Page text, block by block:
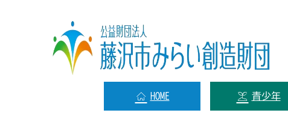
HOME 青少年